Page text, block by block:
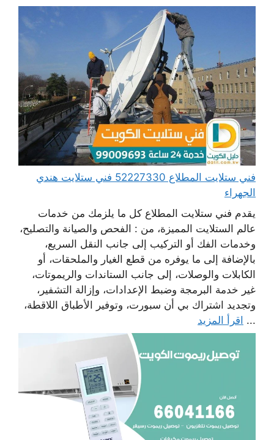
فني ستلايت المطلاع 52227330 فني ستلايت هندي
الجهراء
يقدم فني ستلايت المطلاع كل ما يلزمك من خدمات
عالم الستلايت المميزة، من : الفحص والصيانة والتصليح،
وخدمات الفك أو التركيب إلى جانب النقل السريع،
بالإضافة إلى ما يوفره من قطع الغيار والملحقات، أو
الكابلات والوصلات، إلى جانب الستاندات والريموتات،
غير خدمة البرمجة وضبط الإعدادات، وإزالة التشفير،
وتجديد اشتراك بي أن سبورت، وتوفير الأطباق اللاقطة،
... اقرأ المزيد